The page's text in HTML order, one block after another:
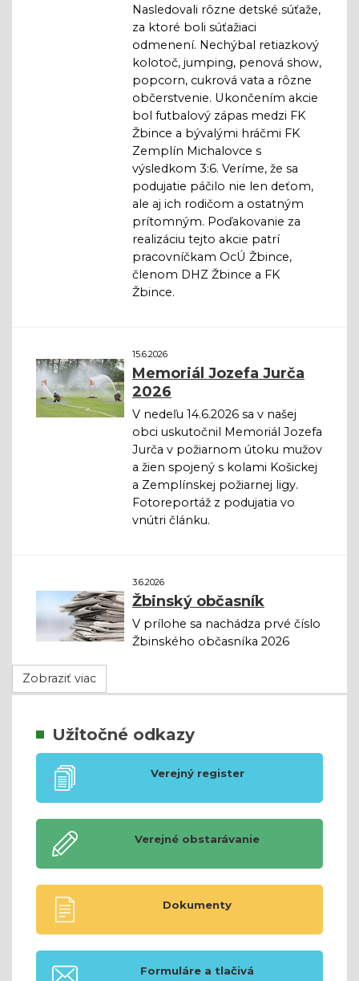
Nasledovali rôzne detské súťaže,
za ktoré boli súťažiaci
odmenení. Nechýbal retiazkový
kolotoč, jumping, penová show,
popcorn, cukrová vata a rôzne
občerstvenie. Ukončením akcie
bol futbalový zápas medzi FK
Žbince a bývalými hráčmi FK
Zemplín Michalovce s
výsledkom 3:6. Veríme, že sa
podujatie páčilo nie len deťom,
ale aj ich rodičom a ostatným
prítomným. Poďakovanie za
realizáciu tejto akcie patrí
pracovníčkam OcÚ Žbince,
členom DHZ Žbince a FK
Žbince.
15.6.2026
Memoriál Jozefa Jurča
2026
V nedeľu 14.6.2026 sa v našej
obci uskutočnil Memoriál Jozefa
Jurča v požiarnom útoku mužov
a žien spojený s kolami Košickej
a Zemplínskej požiarnej ligy.
Fotoreportáž z podujatia vo
vnútri článku.
3.6.2026
Žbinský občasník
V prílohe sa nachádza prvé číslo
Žbinského občasníka 2026
Zobraziť viac
Užitočné odkazy
Verejný register
Verejné obstarávanie
Dokumenty
Formuláre a tlačivá